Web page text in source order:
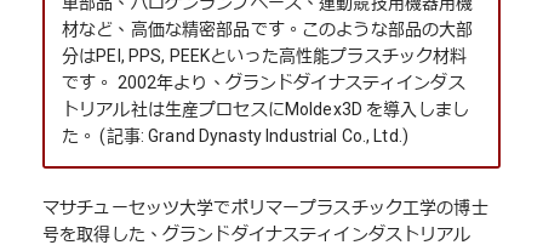
材など、高価な精密部品です。このような部品の大部
分はPEI, PPS, PEEKといった高性能プラスチック材料
です。 2002年より、グランドダイナスティインダス
トリアル社は生産プロセスにMoldex3D を導入しまし
た。 (記事: Grand Dynasty Industrial Co., Ltd.)
マサチューセッツ大学でポリマープラスチック工学の博士
号を取得した、グランドダイナスティインダストリアル